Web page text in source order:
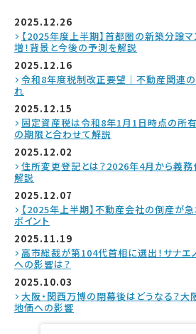
2025.12.26
【2025年度上半期】首都圏の新築分譲
増！背景と今後の予測を解説
2025.12.16
令和8年度税制改正要望｜不動産関連
れ
2025.12.15
固定資産税は令和8年1月1日時点の所
の期限と合わせて解説
2025.12.02
住所変更登記とは？2026年4月から義
解説
2025.12.07
【2025年上半期】不動産会社の倒産が
ポイント
2025.11.19
高市総裁が第104代首相に選出！サナエ
への影響は？
2025.10.03
大阪・関西万博の閉幕後はどうなる？
地価への影響